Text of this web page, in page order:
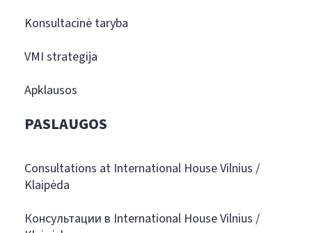
Konsultacinė taryba
VMI strategija
Apklausos
PASLAUGOS
Consultations at International House Vilnius /
Klaipėda
Консультации в International House Vilnius /